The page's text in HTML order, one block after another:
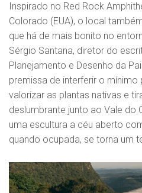
Inspirado no Red Rock
Colorado (EUA), o local
que há de mais bonito no
Sérgio Santana, diretor do
Planejamento e Desenho da
premissa de interferir o mínimo
valorizar as plantas nativas e
deslumbrante junto ao Vale do
uma escultura a céu aberto
quando ocupada, se torna um